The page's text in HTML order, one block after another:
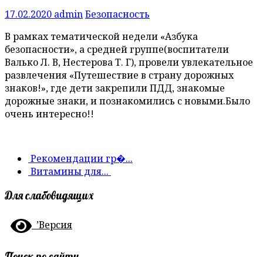
17.02.2020 adminБезопасность
В рамках тематической недели «Азбука
безопасности», а средней группе(воспитатели
Валько Л. В, Нестерова Т. Г), провели увлекательное
развлечения «Путешествие в страну дорожных
знаков!», где дети закрепили ПДД, знакомые
дорожные знаки, и познакомились с новыми.Было
очень интересно!!
Рекомендации гр�...
Витамины для...
Для слабовидящих
’Версия